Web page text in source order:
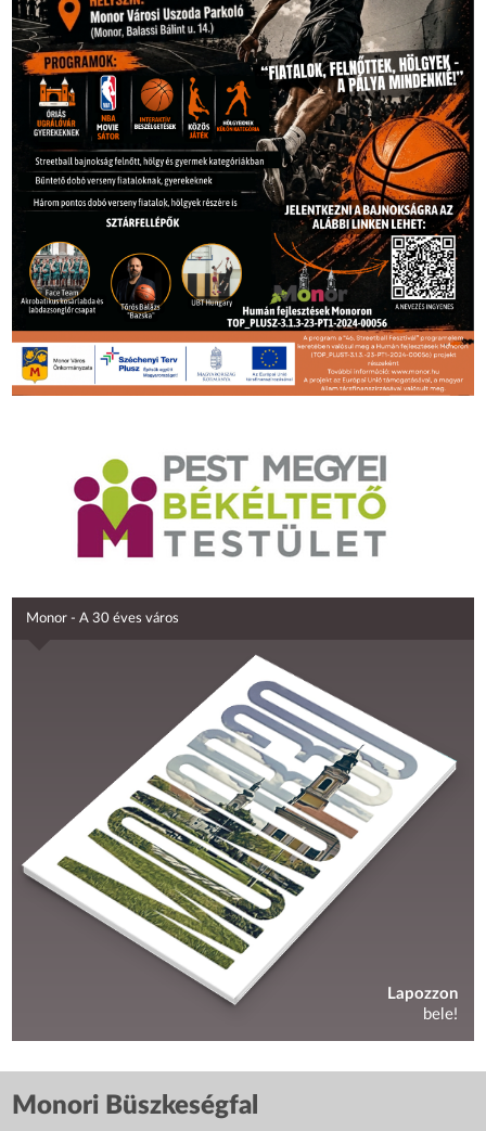
Monor - A 30 éves város
Lapozzon
bele!
Monori Büszkeségfal